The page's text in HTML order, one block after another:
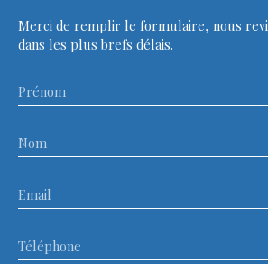
Merci de remplir le formulaire, nous
dans les plus brefs délais.
Prénom
Nom
Email
Téléphone